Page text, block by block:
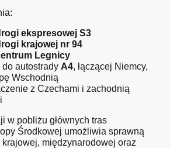
ekspresowej S3
krajowej nr 94
Legnicy
autostrady A4, łączącej Niemcy,
Wschodnią
z Czechami i zachodnią
w pobliżu głównych tras
Środkowej umożliwia sprawną
krajowej, międzynarodowej oraz